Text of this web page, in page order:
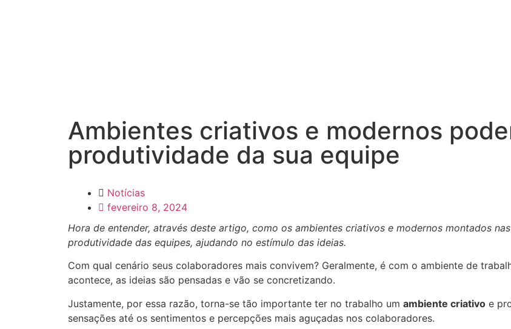
Ambientes criativos e modernos
produtividade da sua equipe
Notícias
fevereiro 8, 2024
Hora de entender, através deste artigo, como os ambientes criativos e modernos montados
produtividade das equipes, ajudando no estímulo das ideias.
Com qual cenário seus colaboradores mais convivem? Geralmente, é com o ambiente de
acontece, as ideias são pensadas e vão se concretizando.
Justamente, por essa razão, torna-se tão importante ter no trabalho um ambiente criativo e
sensações até os sentimentos e percepções mais aguçadas nos colaboradores.